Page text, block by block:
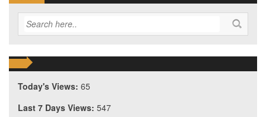
Today's Views: 65
Last 7 Days Views: 547